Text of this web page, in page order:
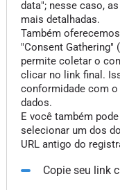
data"; nesse caso,
mais detalhadas.
Também
"Consent Gathering"
permite coletar o
clicar no link final.
conformidade com o
dados.
E você também
selecionar um dos
URL antigo do
Copie seu link